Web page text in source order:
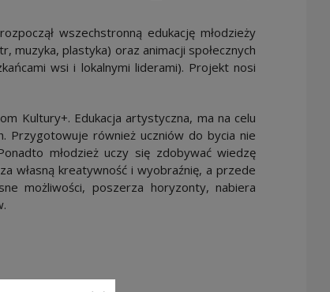
wszechstronną edukację młodzieży
plastyka) oraz animacji społecznych
wsi i lokalnymi liderami). Projekt nosi
Kultury+. Edukacja artystyczna, ma na celu
Przygotowuje również uczniów do bycia nie
młodzież uczy się zdobywać wiedzę
własną kreatywność i wyobraźnię, a przede
możliwości, poszerza horyzonty, nabiera